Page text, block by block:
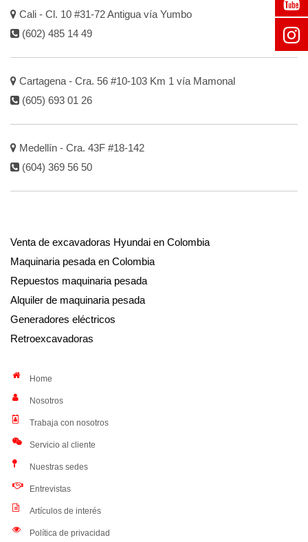
Cali - Cl. 10 #31-72 Antigua vía Yumbo
(602) 485 14 49
Cartagena - Cra. 56 #10-103 Km 1 vía Mamonal
(605) 693 01 26
Medellín - Cra. 43F #18-142
(604) 369 56 50
Venta de excavadoras Hyundai en Colombia
Maquinaria pesada en Colombia
Repuestos maquinaria pesada
Alquiler de maquinaria pesada
Generadores eléctricos
Retroexcavadoras
Home
Nosotros
Trabaja con nosotros
Servicio al cliente
Nuestras sedes
Entrevistas
Artículos de interés
Política de privacidad